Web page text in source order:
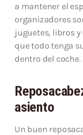
a mantener el
organizadores
juguetes, libros
que todo tenga
dentro del coche.
asiento
Un buen